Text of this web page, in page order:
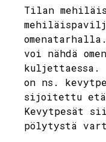
Tilan
voi nähdä
kuljettaessa.
on ns.
sijoitettu
Kevytpesät
pölytystä